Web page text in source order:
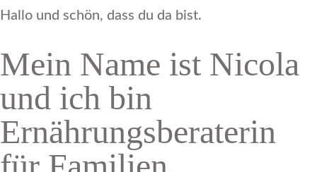
Blog
Kontakt
Newsletter
Hallo und schön, dass du da bist.
Mein Name ist Nicola
und ich bin
Ernährungsberaterin